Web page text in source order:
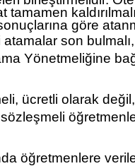
tamamen
göre
son
Yönetmeliğine
ücretli olarak
öğretmenlere